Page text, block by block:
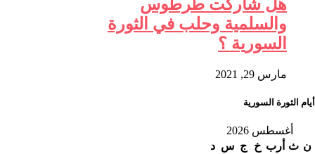
هل شاركت طرطوس
والسلمية وحلب في الثورة
السورية ؟
مارس 29, 2021
أيام الثورة السورية
أغسطس 2026
ن ث أرب خ ج س د